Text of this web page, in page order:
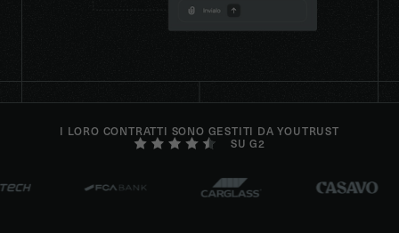
I LORO CONTRATTI SONO GESTITI DA YOUTRUST
SU G2